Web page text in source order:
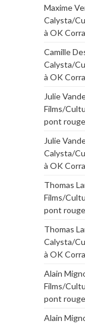
Maxime
Calysta/
à OK
Camille
Calysta/
à OK
Julie
Films/
pont
Julie
Calysta/
à OK
Thomas
Films/
pont
Thomas
Calysta/
à OK
Alain
Films/
pont
Alain